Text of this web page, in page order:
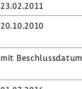
23.02.2011
20.10.2010
mit Beschluss­datum